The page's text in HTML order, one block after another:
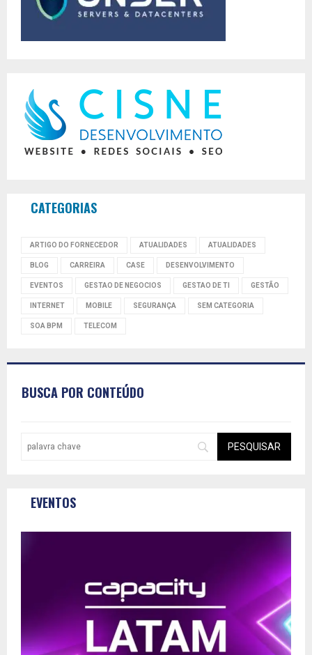
CATEGORIAS
ARTIGO DO FORNECEDOR ATUALIDADES ATUALIDADES
BLOG CARREIRA CASE DESENVOLVIMENTO
EVENTOS GESTAO DE NEGOCIOS GESTAO DE TI GESTÃO
INTERNET MOBILE SEGURANÇA SEM CATEGORIA
SOA BPM TELECOM
BUSCA POR CONTEÚDO
EVENTOS